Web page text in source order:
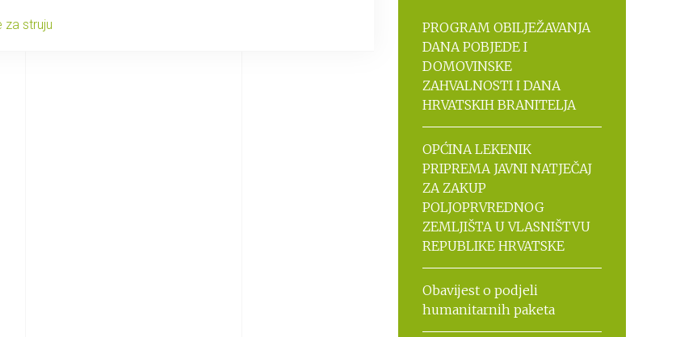
za struju
PROGRAM OBILJEŽAVANJA
DANA POBJEDE I
DOMOVINSKE
ZAHVALNOSTI I DANA
HRVATSKIH BRANITELJA
OPĆINA LEKENIK
PRIPREMA JAVNI NATJEČAJ
ZA ZAKUP
POLJOPRVREDNOG
ZEMLJIŠTA U VLASNIŠTVU
REPUBLIKE HRVATSKE
Obavijest o podjeli
humanitarnih paketa